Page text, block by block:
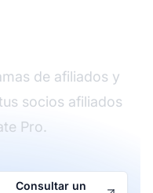
de afiliados y
socios afiliados
Pro.
Consultar un